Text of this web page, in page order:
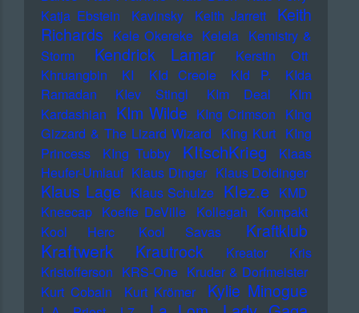
Katja Ebstein
Kavinsky Keith Jarrett
Keith
Richards Kele Okereke Kelela Kemistry &
Storm
Kendrick Lamar
Kerstin Ott
Khruangbin
KI KId Creole KId P.
KIda
Ramadan
KIev Stingl KIm Deal
KIm
Kardashian KIm Wilde KIng Crimson KIng
Gizzard & The Lizard Wizard KIng Kurt KIng
Princess
KIng Tubby KItschKrieg
Klaas
Heufer-Umlauf Klaus Dinger Klaus Doldinger
Klaus Lage Klaus Schulze Klez.e KMD
Kneecap Koefte DeVille Kollegah Kompakt
Kool Herc
Kool Savas Kraftklub
Kraftwerk Krautrock Kreator
Kris
Kristofferson KRS-One Kruder & Dorfmeister
Kurt Cobain
Kurt Krömer Kylie Minogue